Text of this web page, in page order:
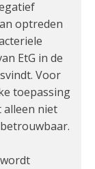
optreden
EtG in de
Voor
toepassing
alleen niet